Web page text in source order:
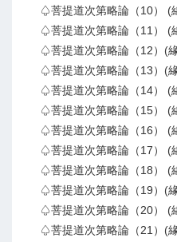
♤菩提道次第略論（10） (
♤菩提道次第略論（11） (
♤菩提道次第略論（12）(
♤菩提道次第略論（13）(
♤菩提道次第略論（14） (
♤菩提道次第略論（15） (
♤菩提道次第略論（16） (
♤菩提道次第略論（17） (
♤菩提道次第略論（18） (
♤菩提道次第略論（19）(
♤菩提道次第略論（20） (
♤菩提道次第略論（21）(